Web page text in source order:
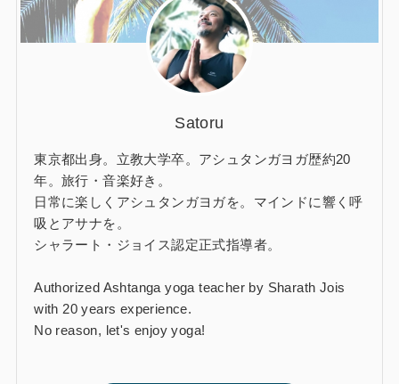
Satoru
東京都出身。立教大学卒。アシュタンガヨガ歴約20
年。旅行・音楽好き。
日常に楽しくアシュタンガヨガを。マインドに響く呼
吸とアサナを。
シャラート・ジョイス認定正式指導者。
Authorized Ashtanga yoga teacher by Sharath Jois
with 20 years experience.
No reason, let's enjoy yoga!